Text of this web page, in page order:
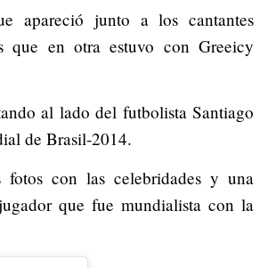
apareció junto a los cantantes
que en otra estuvo con Greeicy
al lado del futbolista Santiago
de Brasil-2014.
con las celebridades y una
que fue mundialista con la